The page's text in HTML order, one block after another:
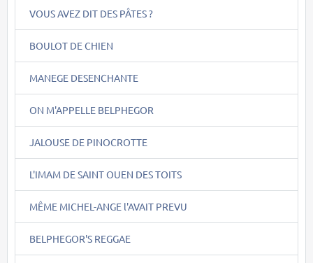
VOUS AVEZ DIT DES PÂTES ?
BOULOT DE CHIEN
MANEGE DESENCHANTE
ON M'APPELLE BELPHEGOR
JALOUSE DE PINOCROTTE
L'IMAM DE SAINT OUEN DES TOITS
MÊME MICHEL-ANGE l'AVAIT PREVU
BELPHEGOR'S REGGAE